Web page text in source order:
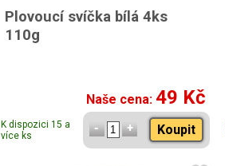
Plovoucí svíčka bílá 4ks
110g
Naše cena:49 Kč
K dispozici 15 a
více ks
Koupit